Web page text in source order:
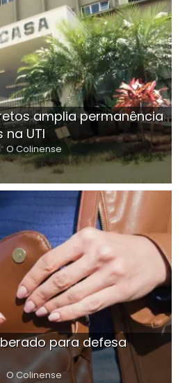
amplia permanência
UTI
Author
O Colinense
para defesa
Author
O Colinense